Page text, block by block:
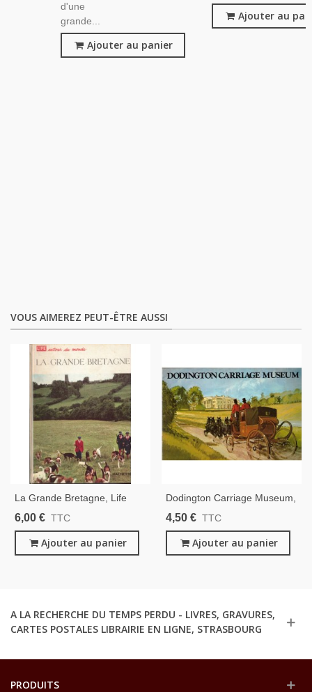
d'une
grande...
Ajouter au panier
Ajouter au
VOUS AIMEREZ PEUT-ÊTRE AUSSI
La Grande Bretagne, Life
Autour Du Monde, John
Histoire Grande Bretagne,
Beaux Livres,
6,00 € TTC
Ajouter au panier
Dodington Carriage Museum,
South Gloucestershire,
- Transports Diligences,
Chevaux, Musée Angleterre
4,50 € TTC
Ajouter au panier
A LA RECHERCHE DU TEMPS PERDU - LIVRES, GRAVURES,
CARTES POSTALES LIBRAIRIE EN LIGNE, STRASBOURG
PRODUITS